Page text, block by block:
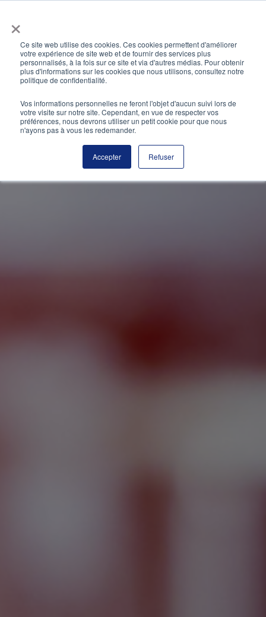
×
Ce site web utilise des cookies. Ces cookies permettent d'améliorer
votre expérience de site web et de fournir des services plus
personnalisés, à la fois sur ce site et via d'autres médias. Pour obtenir
plus d'informations sur les cookies que nous utilisons, consultez notre
politique de confidentialité.
Vos informations personnelles ne feront l'objet d'aucun suivi lors de
votre visite sur notre site. Cependant, en vue de respecter vos
préférences, nous devrons utiliser un petit cookie pour que nous
n'ayons pas à vous les redemander.
Accepter Refuser